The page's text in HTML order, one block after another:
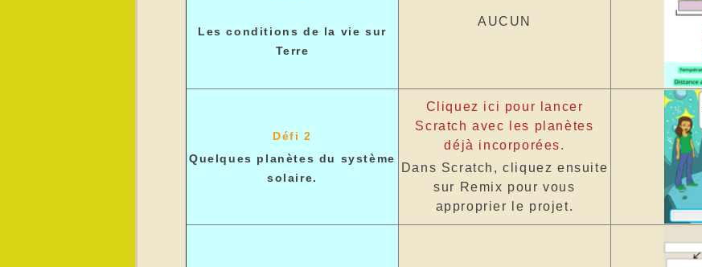
Les conditions de la vie sur
Terre
AUCUN
Défi 2
Quelques planètes du système
solaire.
Cliquez ici pour lancer
Scratch avec les planètes
déjà incorporées.
Dans Scratch, cliquez ensuite
sur Remix pour vous
approprier le projet.